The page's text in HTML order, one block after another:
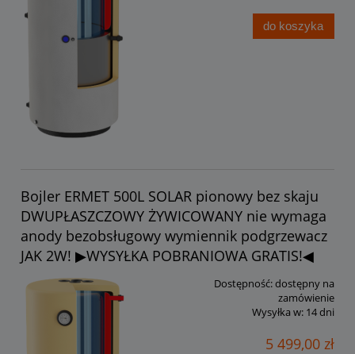
do koszyka
Bojler ERMET 500L SOLAR pionowy bez skaju
DWUPŁASZCZOWY ŻYWICOWANY nie wymaga
anody bezobsługowy wymiennik podgrzewacz
JAK 2W! ▶WYSYŁKA POBRANIOWA GRATIS!◀
Dostępność:dostępny na
zamówienie
Wysyłka w: 14 dni
5 499,00 zł